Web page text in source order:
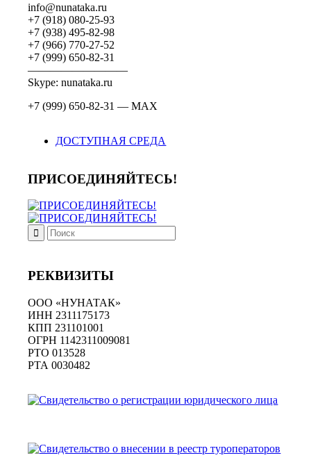
info@nunataka.ru
+7 (918) 080-25-93
+7 (938) 495-82-98
+7 (966) 770-27-52
+7 (999) 650-82-31
—————————
Skype: nunataka.ru
+7 (999) 650-82-31 — MAX
ДОСТУПНАЯ СРЕДА
ПРИСОЕДИНЯЙТЕСЬ!
РЕКВИЗИТЫ
ООО «НУНАТАК»
ИНН 2311175173
КПП 231101001
ОГРН 1142311009081
PTO 013528
РТА 0030482